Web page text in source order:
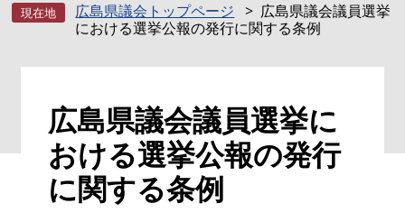
す
し
広島県議会トップページ
広島県議会議員選挙
における選挙公報の発行に関する条例
広島県議会議員選挙に
おける選挙公報の発行
に関する条例